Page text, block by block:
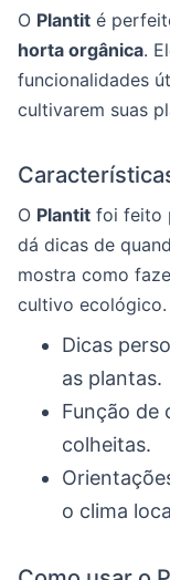
O Plantit é
horta orgânica.
funcionalidades
cultivarem suas
O Plantit foi feito
dá dicas de
mostra como
cultivo ecológico.
Dicas
as plantas.
Função de
colheitas.
o clima